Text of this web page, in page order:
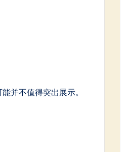
并不值得突出展示。